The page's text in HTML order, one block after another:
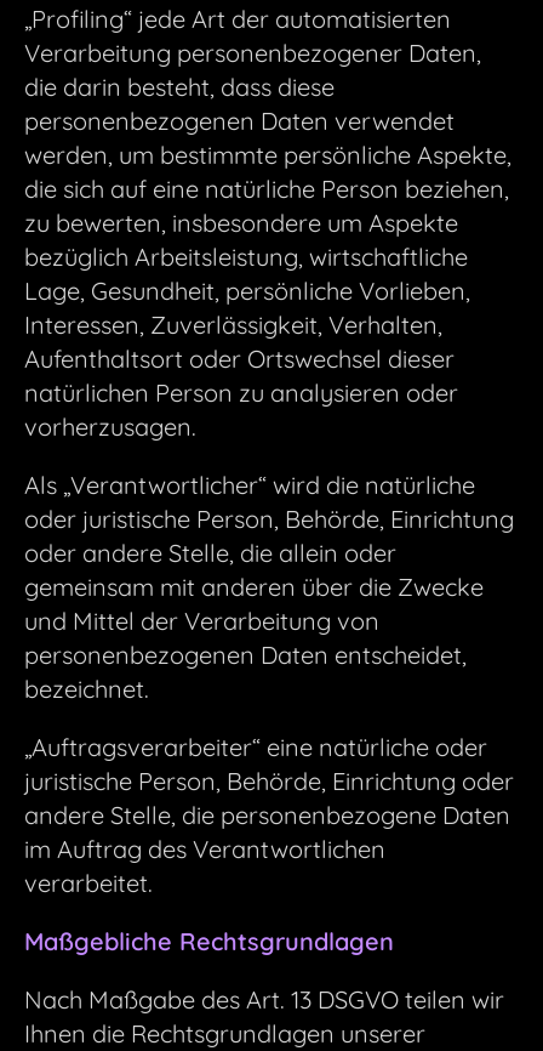
„Profiling“ jede Art der automatisierten
Verarbeitung personenbezogener Daten,
die darin besteht, dass diese
personenbezogenen Daten verwendet
werden, um bestimmte persönliche Aspekte,
die sich auf eine natürliche Person beziehen,
zu bewerten, insbesondere um Aspekte
bezüglich Arbeitsleistung, wirtschaftliche
Lage, Gesundheit, persönliche Vorlieben,
Interessen, Zuverlässigkeit, Verhalten,
Aufenthaltsort oder Ortswechsel dieser
natürlichen Person zu analysieren oder
vorherzusagen.
Als „Verantwortlicher“ wird die natürliche
oder juristische Person, Behörde, Einrichtung
oder andere Stelle, die allein oder
gemeinsam mit anderen über die Zwecke
und Mittel der Verarbeitung von
personenbezogenen Daten entscheidet,
bezeichnet.
„Auftragsverarbeiter“ eine natürliche oder
juristische Person, Behörde, Einrichtung oder
andere Stelle, die personenbezogene Daten
im Auftrag des Verantwortlichen
verarbeitet.
Maßgebliche Rechtsgrundlagen
Nach Maßgabe des Art. 13 DSGVO teilen wir
Ihnen die Rechtsgrundlagen unserer